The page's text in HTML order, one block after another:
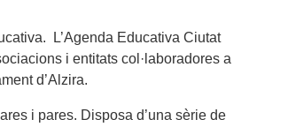
L’Agenda Educativa Ciutat
i entitats col·laboradores a
d’Alzira.
i pares. Disposa d’una sèrie de